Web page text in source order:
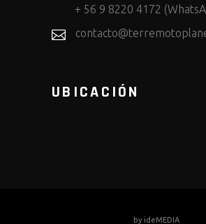
+ 56 9 8220 4172
UBICACIÓN
by ideMEDIA